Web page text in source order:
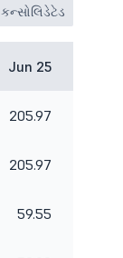
કન્સોલિડેટેડ
Jun 25
205.97
205.97
59.55